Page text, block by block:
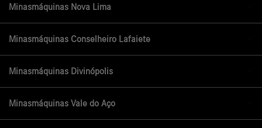
Minasmáquinas Nova Lima
Minasmáquinas Conselheiro Lafaiete
Minasmáquinas Divinópolis
Minasmáquinas Vale do Aço